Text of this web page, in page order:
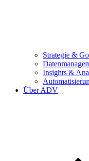
Strategie &
Insights &
Über ADV